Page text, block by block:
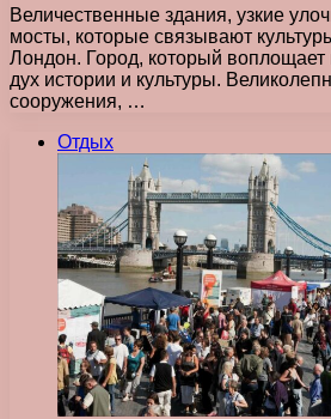
Величественные здания, узкие
мосты, которые связывают
Лондон. Город, который
дух истории и культуры.
сооружения, …
Отдых